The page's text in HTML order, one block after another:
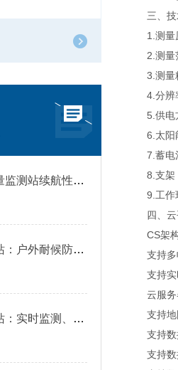
太阳能供电水库雨量监测站续航性能分析
自动水位雨量监测站：户外耐候防护设计，复杂环境长效适配
智能压电雨量监测站：实时监测、数据稳定，适用于各类复杂环境
三、技
1.测量
2.测量范
3.测量
4.分辨
5.供电
6.太阳
7.蓄电
8.支架
9.工作
四、云
CS架构
支持多
支持实
云服务器
支持地
支持数
支持数